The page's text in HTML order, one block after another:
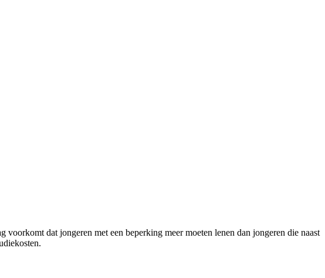
dat jongeren met een beperking meer moeten lenen dan jongeren die naast